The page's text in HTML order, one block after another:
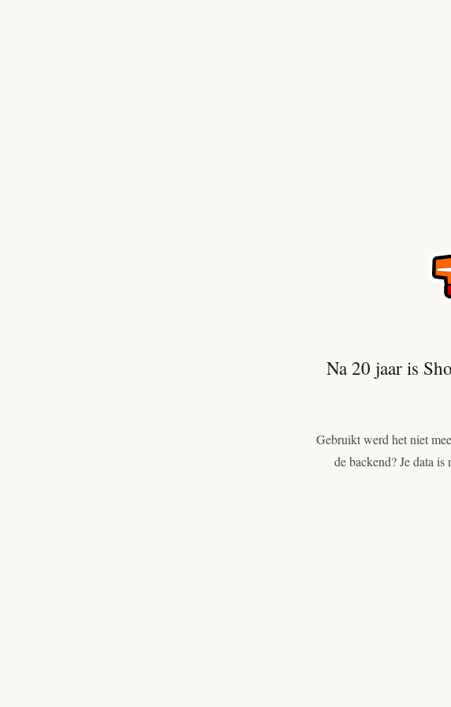
Na 20 jaar is
Gebruikt werd het niet
de backend? Je data